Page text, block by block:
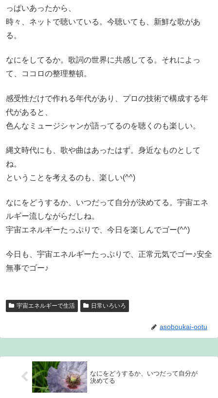
っぱいあったから、
時々、ネットで聴いている。今聴いても、新鮮な歌があ
る。
なにをしてるか。歌詞の世界に共感してる。それによっ
て、ココロの整理整頓。
感受性だけで作れる年代があり、プロの技術で構成する年
代があると、
色んなミュージシャンが語ってるのを聴くのも楽しい。
縄文時代にも、歌や曲はあったはず。身近なものとして
ね。
ということを考えるのも、楽しい(^^)
なにをどうするか、いつだって自分が決めてる。宇宙エネ
ルギー流しながらだしね。
宇宙エネルギーたっぷりで、今日を楽しんでゴー(^^)
今日も、宇宙エネルギーたっぷりで、正常元気でゴー♪安全
無事でゴー♪
宇宙エネルギーで生活 日常いろいろ
asoboukai-ootu
なにをどうするか、いつだって自分が
決めてる